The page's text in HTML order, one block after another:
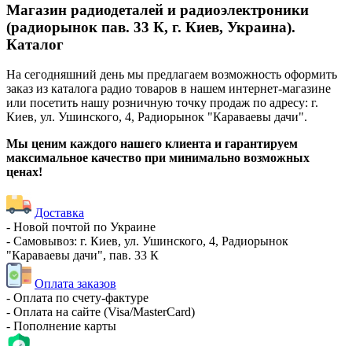
Магазин радиодеталей и радиоэлектроники
(радиорынок пав. 33 К, г. Киев, Украина).
Каталог
На сегодняшний день мы предлагаем возможность оформить
заказ из каталога радио товаров в нашем интернет-магазине
или посетить нашу розничную точку продаж по адресу: г.
Киев, ул. Ушинского, 4, Радиорынок "Караваевы дачи".
Мы ценим каждого нашего клиента и гарантируем
максимальное качество при минимально возможных
ценах!
Доставка
- Новой почтой по Украине
- Самовывоз: г. Киев, ул. Ушинского, 4, Радиорынок
"Караваевы дачи", пав. 33 К
Оплата заказов
- Оплата по счету-фактуре
- Оплата на сайте (Visa/MasterCard)
- Пополнение карты